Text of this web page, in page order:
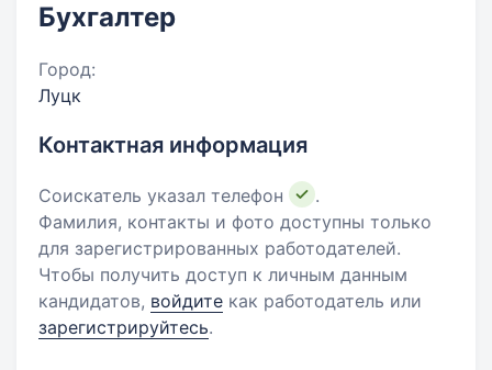
Бухгалтер
Город:
Луцк
Контактная информация
Соискатель указал телефон
.
Фамилия, контакты и фото доступны только
для зарегистрированных работодателей.
Чтобы получить доступ к личным данным
кандидатов, войдите как работодатель или
зарегистрируйтесь.